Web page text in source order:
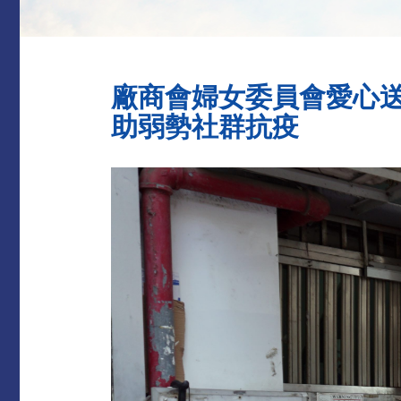
廠商會婦女委員會愛心
助弱勢社群抗疫